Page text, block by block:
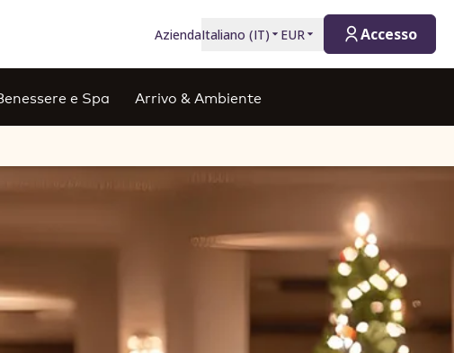
AziendaItaliano (IT) EUR Accesso
e Spa Arrivo & Ambiente